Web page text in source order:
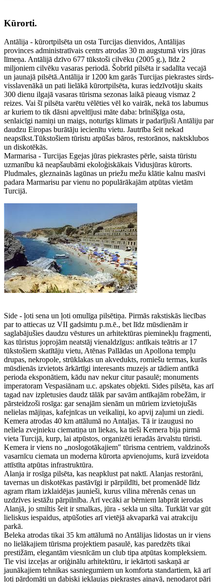
Kūrorti.
Antālija - kūrortpilsēta un osta Turcijas dienvidos, Antālijas
provinces administratīvais centrs atrodas 30 m augstumā virs jūras
līmeņa. Antālijā dzīvo 677 tūkstoši cilvēku (2005 g.), līdz 2
miljoniem cilvēku vasaras periodā. Šobrīd pilsēta ir sadalīta vecajā
un jaunajā pilsētā.Antālija ir 1200 km garās Turcijas piekrastes sirds-
visslavenākā un pati lielākā kūrortpilsēta, kuras iedzīvotāju skaits
300 dienu ilgajā vasaras tūrisma sezonas laikā pieaug vismaz 2
reizes. Vai šī pilsēta varētu vēlēties vēl ko vairāk, nekā tos labumus
ar kuriem to tik dāsni apveltījusi māte daba: brīnišķīga osta,
senlaicīgi namiņi un maigs, noturīgs klimats ir padarījuši Antāliju par
daudzu Eiropas burātāju iecienītu vietu. Jautrība šeit nekad
neapsīkst.Tūkstošiem tūristu atpūšas bāros, restorānos, naktsklubos
un diskotēkās.
Marmarisa - Turcijas Egejas jūras piekrastes pērle, saista tūristu
uzmanību kā neapšaubāmi ekoloģiskākais Vidusjūras kūrorts.
Pludmales, gleznainās lagūnas un priežu mežu klātie kalnu masīvi
padara Marmarisu par vienu no populārākajām atpūtas vietām
Turcijā.
Side - ļoti sena un ļoti omulīga pilsētiņa. Pirmās rakstiskās liecības
par to attiecas uz VII gadsimtu p.m.ē., bet līdz mūsdienām ir
saglabājušies daudzu vēstures un arhitektūras pieminekļu fragmenti,
kas tūristus joprojām neatstāj vienaldzīgus: antīkais teātris ar 17
tūkstošiem skatītāju vietu, Atēnas Pallādas un Apollona tempļu
drupas, nekropole, strūklakas un akvedukts, romiešu termas, kurās
mūsdienās izvietots ārkārtīgi interesants muzejs ar tādiem antīkā
perioda eksponātiem, kādu nav nekur citur pasaulē; monuments
imperatoram Vespasiānam u.c. apskates objekti. Sides pilsēta, kas arī
tagad nav izpletusies daudz tālāk par savām antīkajām robežām, ir
pārsteidzoši rosīga: gar senajām sienām un mūriem izvietojušās
nelielas mājiņas, kafejnīcas un veikaliņi, ko apvij zaļumi un ziedi.
Kemera atrodas 40 km attālumā no Antaljas. Tā ir izaugusi no
neliela zvejnieku ciematiņa un liekas, ka tieši Kemera bija pirmā
vieta Turcijā, kurp, lai atpūstos, organizēti ieradās ārvalstu tūristi.
Kemera ir viens no „noslogotākajiem" tūrisma centriem, valdzinošs
vasarnīcu ciemata un moderna kūrorta apvienojums, kurā izveidota
attīstīta atpūtas infrastruktūra.
Alanja ir rosīga pilsēta, kas neapklust pat naktī. Alanjas restorāni,
tavernas un diskotēkas pastāvīgi ir pārpildīti, bet promenādē līdz
agram rītam izklaidējas jaunieši, kurus vilina mērenās cenas un
uzdzīves iestāžu pārpilnība. Arī vecāki ar bērniem labprāt ierodas
Alanjā, jo smiltis šeit ir smalkas, jūra - sekla un silta. Turklāt var gūt
lieliskus iespaidus, atpūšoties arī vietējā akvaparkā vai atrakciju
parkā.
Beleka atrodas tikai 35 km attālumā no Antālijas lidostas un ir viens
no lielākajiem tūrisma projektiem pasaulē, kas paredzēts tikai
prestižām, elegantām viesnīcām un club tipa atpūtas kompleksiem.
Tie visi izceļas ar oriģinālu arhitektūru, ir iekārtoti saskaņā ar
jaunākajiem tehnikas sasniegumiem un komforta standartiem, kā arī
ļoti pārdomāti un dabiski iekļaujas piekrastes ainavā, nenodarot pāri